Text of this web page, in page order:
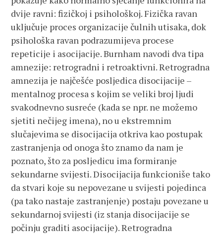
dvije ravni: fizičkoj i psihološkoj. Fizička ravan
uključuje proces organizacije čulnih utisaka, dok
psihološka ravan podrazumijeva procese
repeticije i asocijacije. Burnham navodi dva tipa
amnezije: retrogradni i retroaktivni. Retrogradna
amnezija je najčešće posljedica disocijacije –
mentalnog procesa s kojim se veliki broj ljudi
svakodnevno susreće (kada se npr. ne možemo
sjetiti nečijeg imena), no u ekstremnim
slučajevima se disocijacija otkriva kao postupak
zastranjenja od onoga što znamo da nam je
poznato, što za posljedicu ima formiranje
sekundarne svijesti. Disocijacija funkcioniše tako
da stvari koje su nepovezane u svijesti pojedinca
(pa tako nastaje zastranjenje) postaju povezane u
sekundarnoj svijesti (iz stanja disocijacije se
počinju graditi asocijacije). Retrogradna